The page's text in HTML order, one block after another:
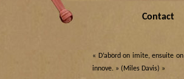
Contact
« D’abord on imite, ensuite on
innove. » (Miles Davis) »